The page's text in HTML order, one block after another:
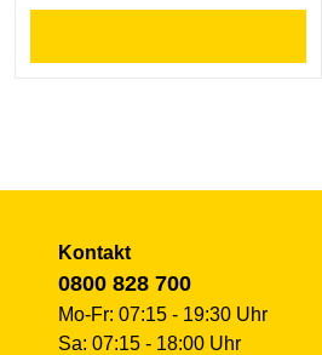
Kontakt
0800 828 700
Mo-Fr: 07:15 - 19:30 Uhr
Sa: 07:15 - 18:00 Uhr